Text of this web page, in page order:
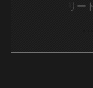
リート